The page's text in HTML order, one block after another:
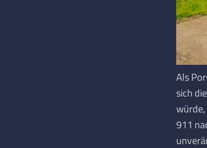
Als
sich
würde,
911